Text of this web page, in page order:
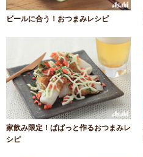
ビールに合う！おつまみレシピ
家飲み限定！ぱぱっと作るおつまみレ
シピ